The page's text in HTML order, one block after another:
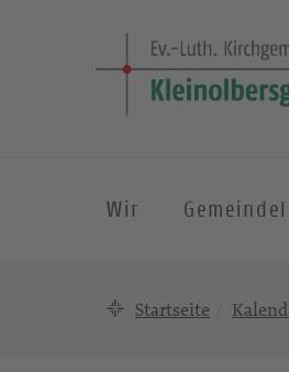
Wir
Startseite